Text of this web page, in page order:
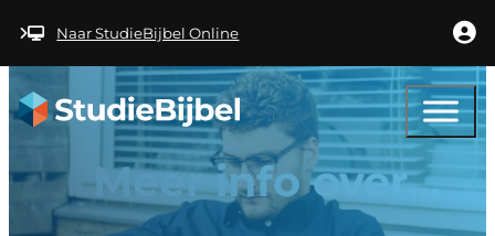
Naar StudieBijbel Online
Meer info over…